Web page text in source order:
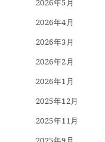
2026年5月
2026年4月
2026年3月
2026年2月
2026年1月
2025年12月
2025年11月